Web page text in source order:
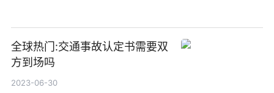
全球热门:交通事故认定书需要双
方到场吗
2023-06-30